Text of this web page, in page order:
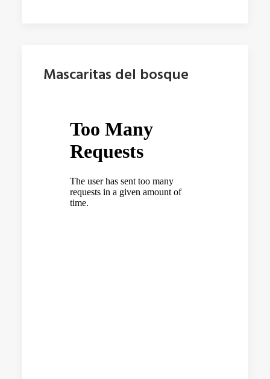
Mascaritas del bosque